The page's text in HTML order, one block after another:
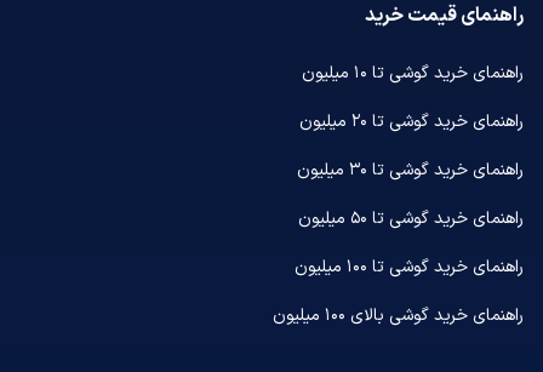
راهنمای قیمت خرید
راهنمای خرید گوشی تا ۱۰ میلیون
راهنمای خرید گوشی تا ۲۰ میلیون
راهنمای خرید گوشی تا ۳۰ میلیون
راهنمای خرید گوشی تا ۵۰ میلیون
راهنمای خرید گوشی تا ۱۰۰ میلیون
راهنمای خرید گوشی بالای ۱۰۰ میلیون